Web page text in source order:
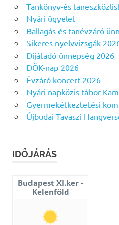
Tankönyv-és
Nyári ügyelet
Ballagás és tanévzáró
Sikeres nyelvvizsgák
Díjátadó ünnepség 2026
DÖK-nap 2026
Évzáró koncert 2026
Nyári napközis tábor
Gyermekétkeztetési
Újbudai Tavaszi
IDŐJÁRÁS